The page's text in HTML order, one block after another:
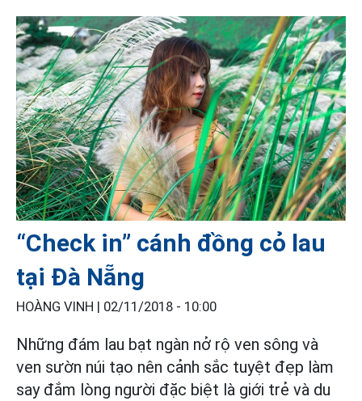
“Check in” cánh đồng cỏ lau
tại Đà Nẵng
HOÀNG VINH | 02/11/2018 - 10:00
Những đám lau bạt ngàn nở rộ ven sông và
ven sườn núi tạo nên cảnh sắc tuyệt đẹp làm
say đắm lòng người đặc biệt là giới trẻ và du